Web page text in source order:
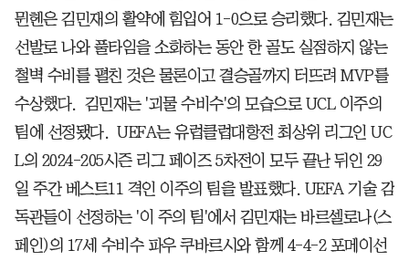
뮌헨은 김민재의 활약에 힘입어 1-0으로 승리했다. 김민재는
선발로 나와 풀타임을 소화하는 동안 한 골도 실점하지 않는
철벽 수비를 펼친 것은 물론이고 결승골까지 터뜨려 MVP를
수상했다. 김민재는 '괴물 수비수'의 모습으로 UCL 이주의
팀에 선정됐다. UEFA는 유럽클럽대항전 최상위 리그인 UC
L의 2024-205시즌 리그 페이즈 5차전이 모두 끝난 뒤인 29
일 주간 베스트11 격인 이주의 팀을 발표했다. UEFA 기술 감
독관들이 선정하는 '이 주의 팀'에서 김민재는 바르셀로나(스
페인)의 17세 수비수 파우 쿠바르시와 함께 4-4-2 포메이선